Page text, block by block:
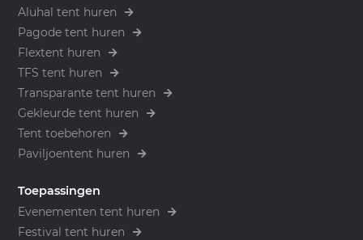
Aluhal tent huren
Pagode tent huren
Flextent huren
TFS tent huren
Transparante tent huren
Gekleurde tent huren
Tent toebehoren
Paviljoentent huren
Toepassingen
Evenementen tent huren
Festival tent huren